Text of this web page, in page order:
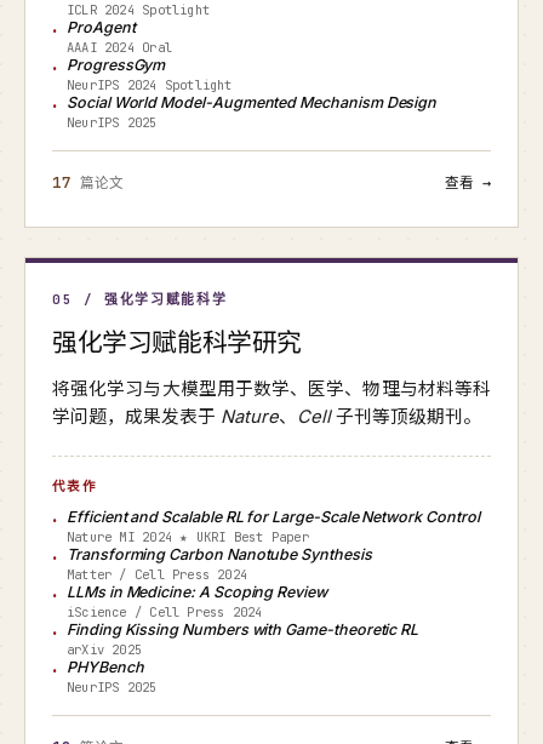
ICLR 2024 Spotlight
ProAgent
AAAI 2024 Oral
ProgressGym
NeurIPS 2024 Spotlight
Social World Model-Augmented Mechanism Design
NeurIPS 2025
17 篇论文 查看 →
05 / 强化学习赋能科学
强化学习赋能科学研究
将强化学习与大模型用于数学、医学、物理与材料等科
学问题，成果发表于 Nature、 Cell子刊等顶级期刊。
代表作
Efficient and Scalable RL for Large-Scale Network Control
Nature MI 2024 ★ UKRI Best Paper
Transforming Carbon Nanotube Synthesis
Matter / Cell Press 2024
LLMs in Medicine: A Scoping Review
iScience / Cell Press 2024
Finding Kissing Numbers with Game-theoretic RL
arXiv 2025
PHYBench
NeurIPS 2025